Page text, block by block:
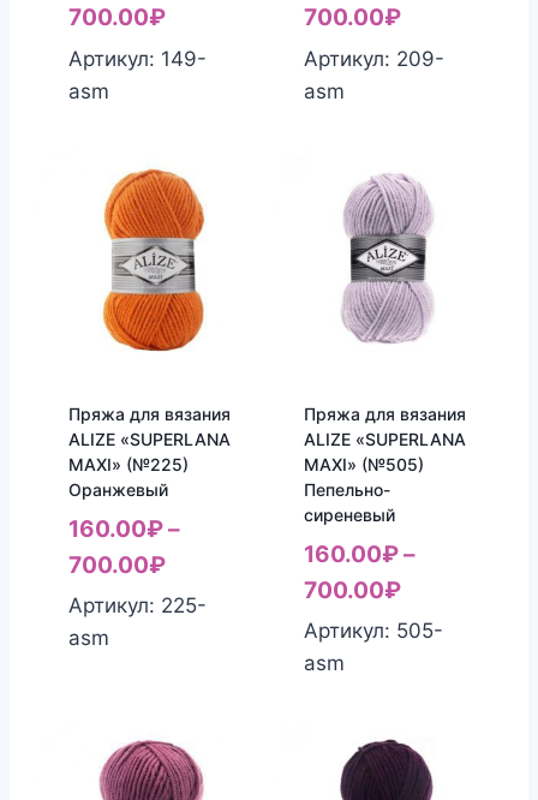
700.00₽
Артикул: 149-
asm
700.00₽
Артикул: 209-
asm
Пряжа для вязания
ALIZE «SUPERLANA
MAXI» (№225)
Оранжевый
160.00₽–
700.00₽
Артикул: 225-
asm
Пряжа для вязания
ALIZE «SUPERLANA
MAXI» (№505)
Пепельно-
сиреневый
160.00₽–
700.00₽
Артикул: 505-
asm